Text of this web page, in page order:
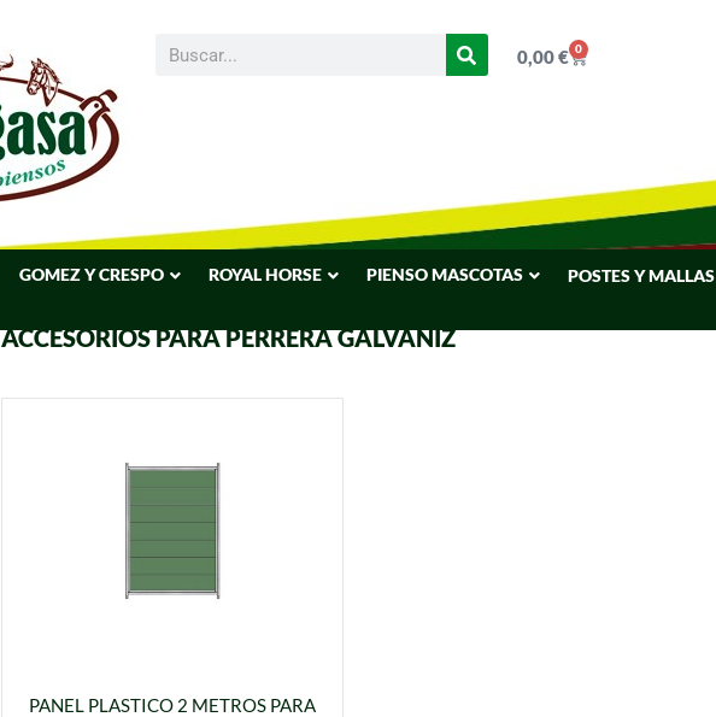
0,00€ 0
GOMEZ Y CRESPO ROYAL HORSE PIENSO MASCOTAS POSTES Y MALLAS
ACCESORIOS PARA PERRERA GALVANIZ
PANEL PLASTICO 2 METROS PARA